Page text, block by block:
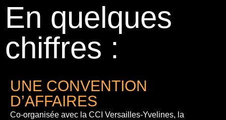
En quelques
chiffres :
UNE CONVENTION
D’AFFAIRES
Co-organisée avec la CCI Versailles-Yvelines, la